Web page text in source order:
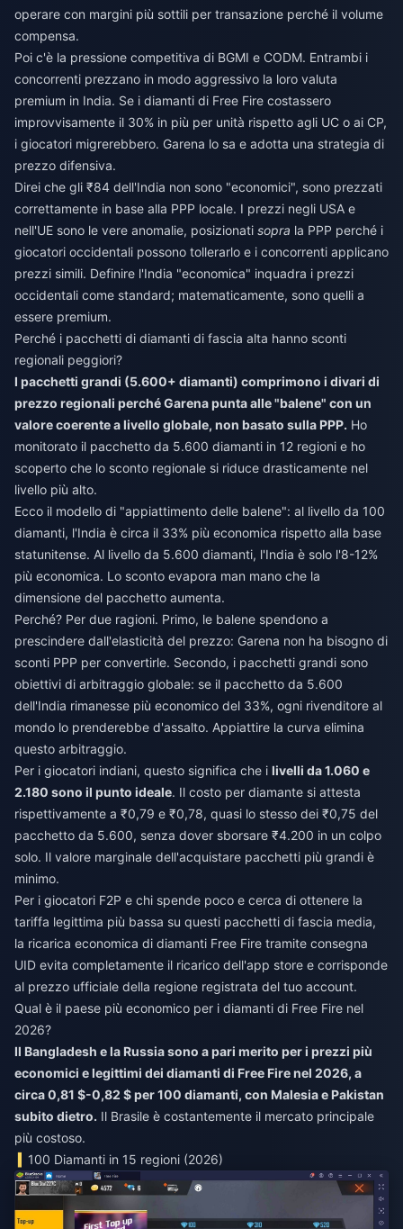
operare con margini più sottili per transazione perché il volume
compensa.
Poi c'è la pressione competitiva di BGMI e CODM. Entrambi i
concorrenti prezzano in modo aggressivo la loro valuta
premium in India. Se i diamanti di Free Fire costassero
improvvisamente il 30% in più per unità rispetto agli UC o ai CP,
i giocatori migrerebbero. Garena lo sa e adotta una strategia di
prezzo difensiva.
Direi che gli ₹84 dell'India non sono "economici", sono prezzati
correttamente in base alla PPP locale. I prezzi negli USA e
nell'UE sono le vere anomalie, posizionati sopra la PPP perché i
giocatori occidentali possono tollerarlo e i concorrenti applicano
prezzi simili. Definire l'India "economica" inquadra i prezzi
occidentali come standard; matematicamente, sono quelli a
essere premium.
Perché i pacchetti di diamanti di fascia alta hanno sconti
regionali peggiori?
I pacchetti grandi (5.600+ diamanti) comprimono i divari di
prezzo regionali perché Garena punta alle "balene" con un
valore coerente a livello globale, non basato sulla PPP. Ho
monitorato il pacchetto da 5.600 diamanti in 12 regioni e ho
scoperto che lo sconto regionale si riduce drasticamente nel
livello più alto.
Ecco il modello di "appiattimento delle balene": al livello da 100
diamanti, l'India è circa il 33% più economica rispetto alla base
statunitense. Al livello da 5.600 diamanti, l'India è solo l'8-12%
più economica. Lo sconto evapora man mano che la
dimensione del pacchetto aumenta.
Perché? Per due ragioni. Primo, le balene spendono a
prescindere dall'elasticità del prezzo: Garena non ha bisogno di
sconti PPP per convertirle. Secondo, i pacchetti grandi sono
obiettivi di arbitraggio globale: se il pacchetto da 5.600
dell'India rimanesse più economico del 33%, ogni rivenditore al
mondo lo prenderebbe d'assalto. Appiattire la curva elimina
questo arbitraggio.
Per i giocatori indiani, questo significa che i livelli da 1.060 e
2.180 sono il punto ideale. Il costo per diamante si attesta
rispettivamente a ₹0,79 e ₹0,78, quasi lo stesso dei ₹0,75 del
pacchetto da 5.600, senza dover sborsare ₹4.200 in un colpo
solo. Il valore marginale dell'acquistare pacchetti più grandi è
minimo.
Per i giocatori F2P e chi spende poco e cerca di ottenere la
tariffa legittima più bassa su questi pacchetti di fascia media,
la ricarica economica di diamanti Free Fire tramite consegna
UID evita completamente il ricarico dell'app store e corrisponde
al prezzo ufficiale della regione registrata del tuo account.
Qual è il paese più economico per i diamanti di Free Fire nel
2026?
Il Bangladesh e la Russia sono a pari merito per i prezzi più
economici e legittimi dei diamanti di Free Fire nel 2026, a
circa 0,81 $-0,82 $ per 100 diamanti, con Malesia e Pakistan
subito dietro. Il Brasile è costantemente il mercato principale
più costoso.
100 Diamanti in 15 regioni (2026)